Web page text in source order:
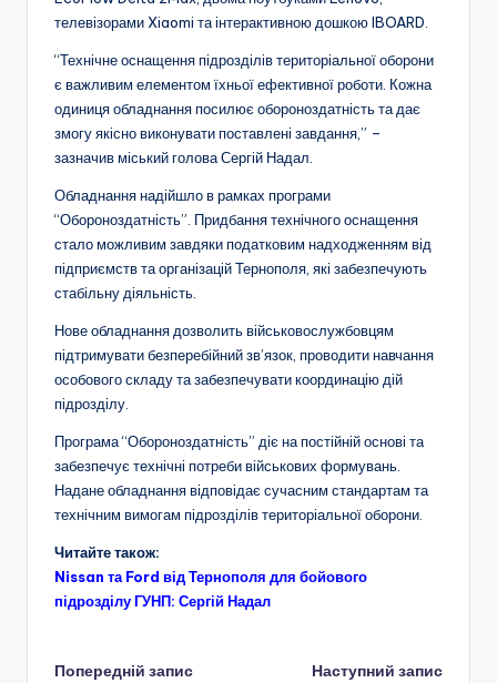
телевізорами Xiaomi та інтерактивною дошкою IBOARD.
“Технічне оснащення підрозділів територіальної оборони
є важливим елементом їхньої ефективної роботи. Кожна
одиниця обладнання посилює обороноздатність та дає
змогу якісно виконувати поставлені завдання,” –
зазначив міський голова Сергій Надал.
Обладнання надійшло в рамках програми
“Обороноздатність”. Придбання технічного оснащення
стало можливим завдяки податковим надходженням від
підприємств та організацій Тернополя, які забезпечують
стабільну діяльність.
Нове обладнання дозволить військовослужбовцям
підтримувати безперебійний зв’язок, проводити навчання
особового складу та забезпечувати координацію дій
підрозділу.
Програма “Обороноздатність” діє на постійній основі та
забезпечує технічні потреби військових формувань.
Надане обладнання відповідає сучасним стандартам та
технічним вимогам підрозділів територіальної оборони.
Читайте також:
Nissan та Ford від Тернополя для бойового
підрозділу ГУНП: Сергій Надал
Попередній запис
Наступний запис